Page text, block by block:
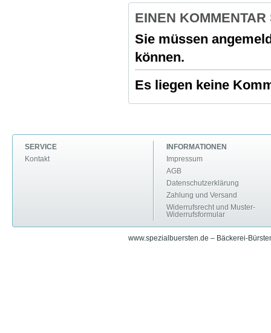
EINEN
Sie müssen
können.
Es liegen keine
SERVICE
Kontakt
INFORMATIONEN
Impressum
AGB
Datenschutzerklärung
Zahlung und Versand
Widerrufsrecht und Muster-
Widerrufsformular
www.spezialbuersten.de – Bäckerei-